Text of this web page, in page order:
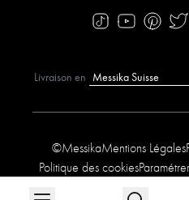
©MessikaMentions Légales
Politique des cookies
Livraison en